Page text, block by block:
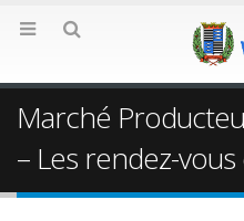
Marché
– Les rendez-